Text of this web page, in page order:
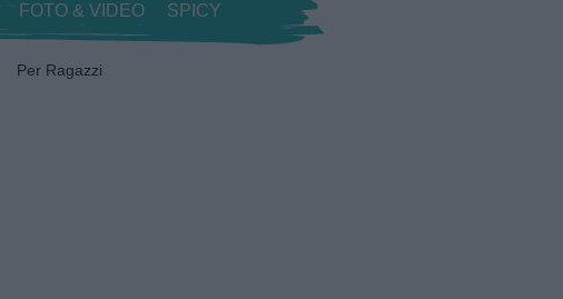
FOTO & VIDEO SPICY
Per Ragazzi